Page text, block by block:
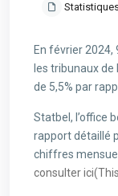
En février
les tribunaux de
de 5,5% par
Statbel, l’office
rapport détaillé
chiffres
consulter ici